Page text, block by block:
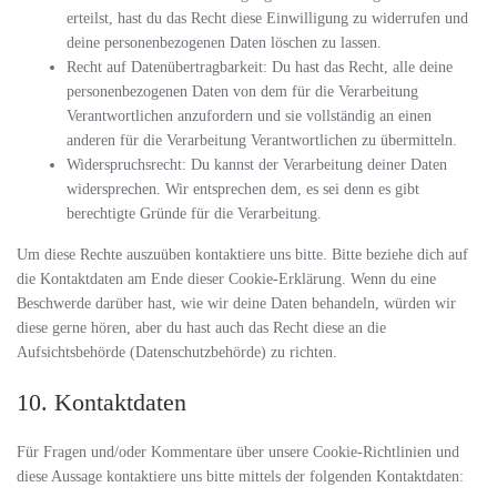
erteilst, hast du das Recht diese Einwilligung zu widerrufen und
deine personenbezogenen Daten löschen zu lassen.
Recht auf Datenübertragbarkeit: Du hast das Recht, alle deine
personenbezogenen Daten von dem für die Verarbeitung
Verantwortlichen anzufordern und sie vollständig an einen
anderen für die Verarbeitung Verantwortlichen zu übermitteln.
Widerspruchsrecht: Du kannst der Verarbeitung deiner Daten
widersprechen. Wir entsprechen dem, es sei denn es gibt
berechtigte Gründe für die Verarbeitung.
Um diese Rechte auszuüben kontaktiere uns bitte. Bitte beziehe dich auf
die Kontaktdaten am Ende dieser Cookie-Erklärung. Wenn du eine
Beschwerde darüber hast, wie wir deine Daten behandeln, würden wir
diese gerne hören, aber du hast auch das Recht diese an die
Aufsichtsbehörde (Datenschutzbehörde) zu richten.
10. Kontaktdaten
Für Fragen und/oder Kommentare über unsere Cookie-Richtlinien und
diese Aussage kontaktiere uns bitte mittels der folgenden Kontaktdaten: